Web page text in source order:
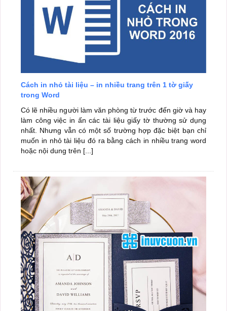
Cách in nhỏ tài liệu – in nhiều trang trên 1 tờ giấy
trong Word
Có lẽ nhiều người làm văn phòng từ trước đến giờ và hay
làm công việc in ấn các tài liệu giấy tờ thường sử dụng
nhất. Nhưng vẫn có một số trường hợp đặc biệt bạn chỉ
muốn in nhỏ tài liệu đó ra bằng cách in nhiều trang word
hoặc nội dung trên [...]